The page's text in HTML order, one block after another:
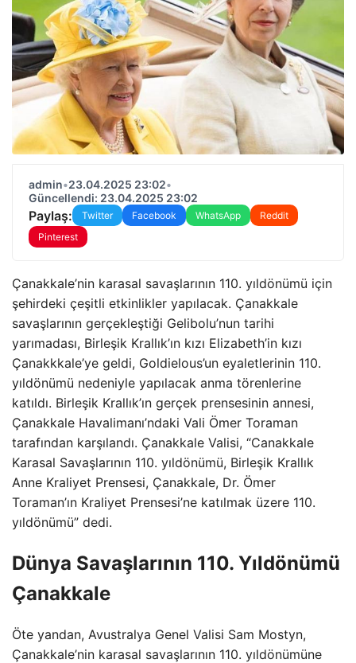
admin•23.04.2025 23:02•
Güncellendi: 23.04.2025 23:02
Paylaş: Twitter Facebook WhatsApp
Reddit
Pinterest
Çanakkale’nin karasal savaşlarının 110. yıldönümü için
şehirdeki çeşitli etkinlikler yapılacak. Çanakkale
savaşlarının gerçekleştiği Gelibolu’nun tarihi
yarımadası, Birleşik Krallık’ın kızı Elizabeth’in kızı
Çanakkkale’ye geldi, Goldielous’un eyaletlerinin 110.
yıldönümü nedeniyle yapılacak anma törenlerine
katıldı. Birleşik Krallık’ın gerçek prensesinin annesi,
Çanakkale Havalimanı’ndaki Vali Ömer Toraman
tarafından karşılandı. Çanakkale Valisi, “Canakkale
Karasal Savaşlarının 110. yıldönümü, Birleşik Krallık
Anne Kraliyet Prensesi, Çanakkale, Dr. Ömer
Toraman’ın Kraliyet Prensesi’ne katılmak üzere 110.
yıldönümü” dedi.
Dünya Savaşlarının 110. Yıldönümü
Çanakkale
Öte yandan, Avustralya Genel Valisi Sam Mostyn,
Çanakkale’nin karasal savaşlarının 110. yıldönümüne